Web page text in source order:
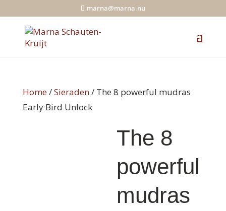
marna@marna.nu
Home/Sieraden/ The 8 powerful mudras
Early Bird Unlock
The 8
powerful
mudras